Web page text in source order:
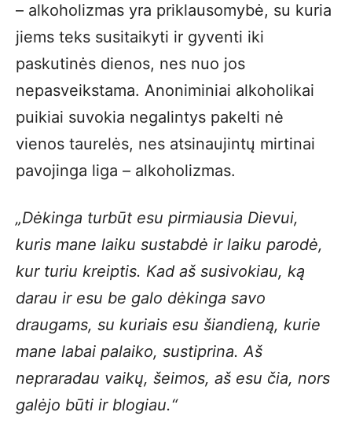
– alkoholizmas yra priklausomybė, su kuria
jiems teks susitaikyti ir gyventi iki
paskutinės dienos, nes nuo jos
nepasveikstama. Anoniminiai alkoholikai
puikiai suvokia negalintys pakelti nė
vienos taurelės, nes atsinaujintų mirtinai
pavojinga liga – alkoholizmas.
„Dėkinga turbūt esu pirmiausia Dievui,
kuris mane laiku sustabdė ir laiku parodė,
kur turiu kreiptis. Kad aš susivokiau, ką
darau ir esu be galo dėkinga savo
draugams, su kuriais esu šiandieną, kurie
mane labai palaiko, sustiprina. Aš
nepraradau vaikų, šeimos, aš esu čia, nors
galėjo būti ir blogiau.“